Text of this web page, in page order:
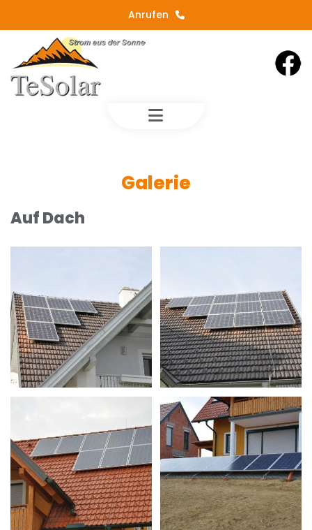
Anrufen
Galerie
Auf Dach